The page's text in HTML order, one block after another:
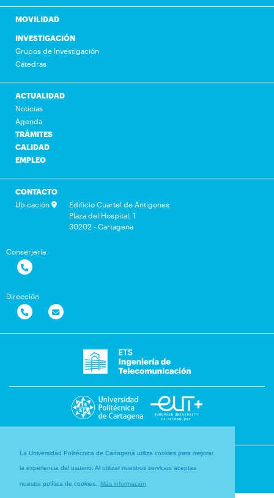
La Universidad Politécnica de Cartagena utiliza cookies para mejorar
la experiencia del usuario. Al utilizar nuestros servicios aceptas
nuestra política de cookies. Más información
MOVILIDAD
INVESTIGACIÓN
Grupos de Investigación
Cátedras
ACTUALIDAD
Noticias
Agenda
TRÁMITES
CALIDAD
EMPLEO
CONTACTO
Ubicación
Edificio Cuartel de Antigones
Plaza del Hospital, 1
30202 - Cartagena
Conserjería
Dirección